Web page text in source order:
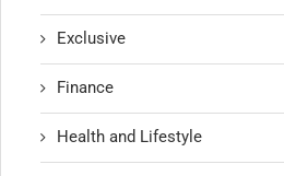
Exclusive
Finance
Health and Lifestyle